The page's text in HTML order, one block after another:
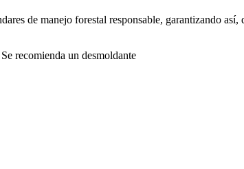
de manejo forestal responsable, garantizando
recomienda un desmoldante